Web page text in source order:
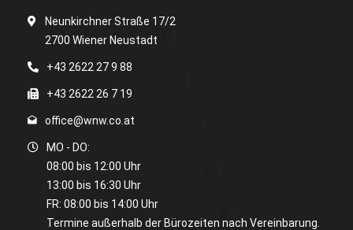
Neunkirchner Straße 17/2
2700 Wiener Neustadt
+43 2622 27 9 88
+43 2622 26 7 19
office@wnw.co.at
MO - DO:
08:00 bis 12:00 Uhr
13:00 bis 16:30 Uhr
FR: 08:00 bis 14:00 Uhr
Termine außerhalb der Bürozeiten nach Vereinbarung.